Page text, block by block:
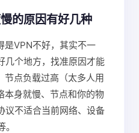
的原因有好几种
是VPN不好，其实不一
几个地方，找准原因才能
节点负载过高（太多人用
本身就慢、节点和你的物
议不适合当前网络、设备